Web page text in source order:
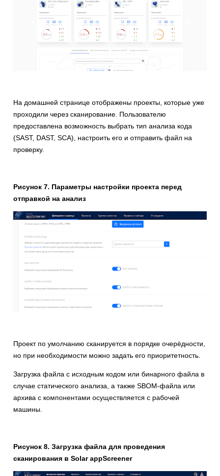
На домашней странице отображены проекты, которые уже
проходили через сканирование. Пользователю
предоставлена возможность выбрать тип анализа кода
(SAST, DAST, SCA), настроить его и отправить файл на
проверку.
Рисунок 7. Параметры настройки проекта перед
отправкой на анализ
Проект по умолчанию сканируется в порядке очерёдности,
но при необходимости можно задать его приоритетность.
Загрузка файла с исходным кодом или бинарного файла в
случае статического анализа, а также SBOM-файла или
архива с компонентами осуществляется с рабочей
машины.
Рисунок 8. Загрузка файла для проведения
сканирования в Solar appScreener